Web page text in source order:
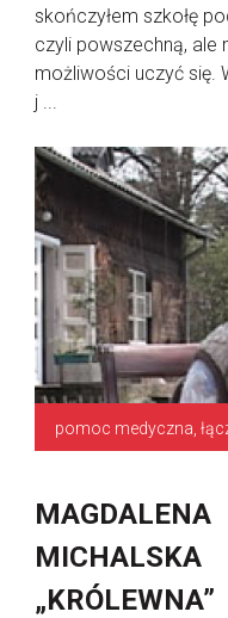
skończyłem szkołę
czyli powszechną, ale
możliwości uczyć się.
j ...
MAGDALENA
MICHALSKA
„KRÓLEWNA”